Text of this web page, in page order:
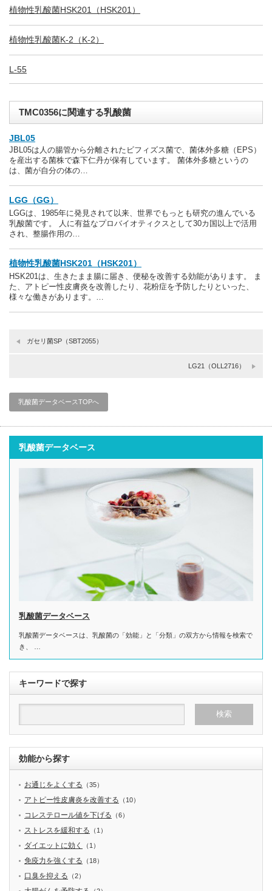
植物性乳酸菌HSK201（HSK201）
植物性乳酸菌K-2（K-2）
L-55
TMC0356に関連する乳酸菌
JBL05
JBL05は人の腸管から分離されたビフィズス菌で、菌体外多糖（EPS）
を産出する菌株で森下仁丹が保有しています。 菌体外多糖というの
は、菌が自分の体の…
LGG（GG）
LGGは、1985年に発見されて以来、世界でもっとも研究の進んでいる
乳酸菌です。 人に有益なプロバイオティクスとして30カ国以上で活用
され、整腸作用の…
植物性乳酸菌HSK201（HSK201）
HSK201は、生きたまま腸に届き、便秘を改善する効能があります。 ま
た、アトピー性皮膚炎を改善したり、花粉症を予防したりといった、
様々な働きがあります。…
ガセリ菌SP（SBT2055）
LG21（OLL2716）
乳酸菌データベースTOPへ
乳酸菌データベース
乳酸菌データベース
乳酸菌データベースは、乳酸菌の「効能」と「分類」の双方から情報を検索で
き、 …
キーワードで探す
効能から探す
お通じをよくする （35）
アトピー性皮膚炎を改善する （10）
コレステロール値を下げる （6）
ストレスを緩和する （1）
ダイエットに効く （1）
免疫力を強くする （18）
口臭を抑える （2）